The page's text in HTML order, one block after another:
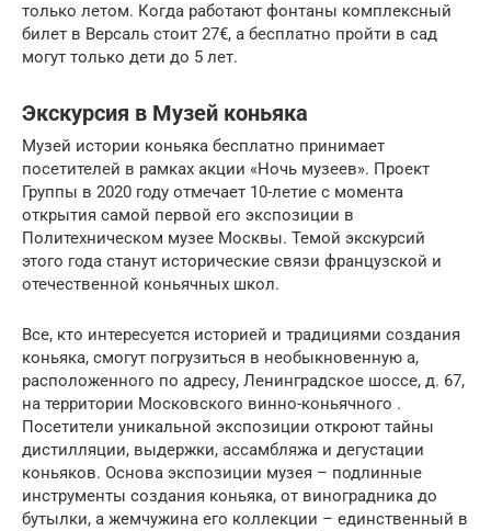
только летом. Когда работают фонтаны комплексный
билет в Версаль стоит 27€, а бесплатно пройти в сад
могут только дети до 5 лет.
Экскурсия в Музей коньяка
Музей истории коньяка бесплатно принимает
посетителей в рамках акции «Ночь музеев». Проект
Группы в 2020 году отмечает 10-летие с момента
открытия самой первой его экспозиции в
Политехническом музее Москвы. Темой экскурсий
этого года станут исторические связи французской и
отечественной коньячных школ.
Все, кто интересуется историей и традициями создания
коньяка, смогут погрузиться в необыкновенную а,
расположенного по адресу, Ленинградское шоссе, д. 67,
на территории Московского винно-коньячного .
Посетители уникальной экспозиции откроют тайны
дистилляции, выдержки, ассамбляжа и дегустации
коньяков. Основа экспозиции музея – подлинные
инструменты создания коньяка, от виноградника до
бутылки, а жемчужина его коллекции – единственный в